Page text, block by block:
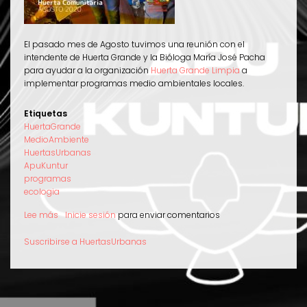
El pasado mes de Agosto tuvimos una reunión con el
intendente de Huerta Grande y la Bióloga María José Pacha
para ayudar a la organizaciónHuerta Grande Limpia a
implementar programas medio ambientales locales.
Etiquetas
HuertaGrande
MedioAmbiente
HuertasUrbanas
ApuKuntur
programas
ecologia
Lee más sobre
Kuntur
a
Inicie sesión para enviar comentarios
Suscribirse a HuertasUrbanas